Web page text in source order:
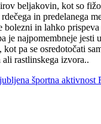
beljakovin, kot so
in predelanega
bolezni in lahko
je najpomembneje jesti
pa se osredotočati
rastlinskega izvora..
športna aktivnost